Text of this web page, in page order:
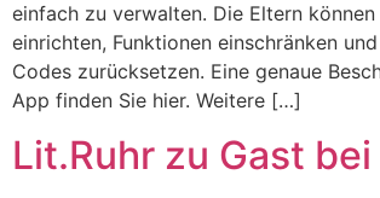
einfach zu verwalten. Die Eltern
einrichten, Funktionen einschränken
Codes zurücksetzen. Eine genaue
App finden Sie hier. Weitere […]
Lit.Ruhr zu Gast